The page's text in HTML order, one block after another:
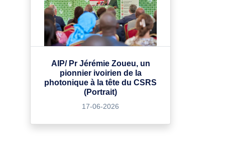
AIP/ Pr Jérémie Zoueu, un
pionnier ivoirien de la
photonique à la tête du CSRS
(Portrait)
17-06-2026